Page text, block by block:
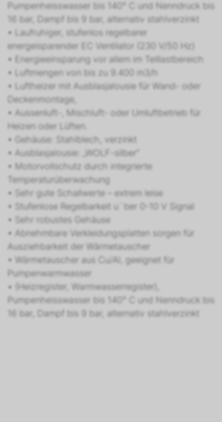
Pumpenheisswasser bis 140° C und Nenndruck bis
16 bar, Dampf bis 9 bar, alternativ stahlverzinkt
• Laufruhiger, stufenlos regelbarer
energeisparender EC Ventilator (230 V/50 Hz)
• Energieeinsparung vor allem im Teillastbereich
• Luftmengen von bis zu 9.400 m3/h
• Luftheizer mit Ausblasjalousie für Wand- oder
Deckenmontage,
• Aussenluft-, Mischluft- oder Umluftbetrieb für
Heizen oder Lüften.
• Gehäuse: Stahlblech, verzinkt
• Ausblasjalousie: „WOLF-silber“
• Motorvollschutz durch integrierte
Temperaturüberwachung
• Sehr gute Schallwerte – extrem leise
• Stufenlose Regelbarkeit u¨ber 0-10 V Signal
• Sehr robustes Gehäuse
• Abnehmbare Verkleidungsplatten sorgen für
Ausziehbarkeit der Wärmetauscher
• Wärmetauscher aus Cu/Al, geeignet für
Pumpenwarmwasser
• (Heizregister, Warmwasserregister),
Pumpenheisswasser bis 140° C und Nenndruck bis
16 bar, Dampf bis 9 bar, alternativ stahlverzinkt